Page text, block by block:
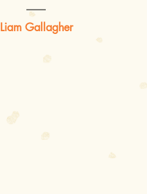
Liam Gallagher